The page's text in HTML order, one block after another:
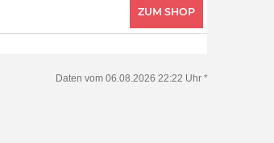
ZUM SHOP
Daten vom 06.08.2026 22:22 Uhr *